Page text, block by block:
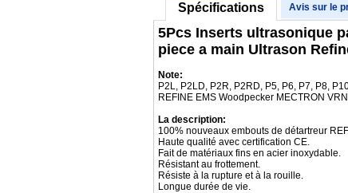
Spécifications Avis sur le
5Pcs Inserts ultrasonique
piece a main Ultrason
Note:
P2L, P2LD, P2R, P2RD, P5, P6, P7, P8,
REFINE EMS Woodpecker MECTRON
La description:
100% nouveaux embouts de détartreur
Haute qualité avec certification CE.
Fait de matériaux fins en acier inoxydable.
Résistant au frottement.
Résiste à la rupture et à la rouille.
Longue durée de vie.